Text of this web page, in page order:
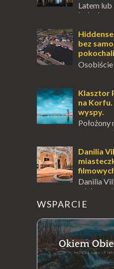
Latem lub
jesienią,
odwiedzić. Moja
Locarno gwara...
bez
Osobiście
pośrodku Bałtyku?
doskonał...
Klasztor
na Korfu.
wyspy.
Położony
wysepce,
jest jednym z
symbo...
Danilia
Danilia
miejsc
sobie wiele tajemnic i
jest doskonale znane
WSPARCIE